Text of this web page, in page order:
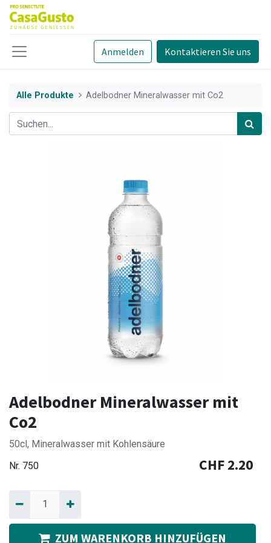
Anmelden Kontaktieren Sie uns
Alle Produkte Adelbodner Mineralwasser mit Co2
Adelbodner Mineralwasser mit
Co2
50cl, Mineralwasser mit Kohlensäure
Nr. 750 CHF 2.20
ZUM WARENKORB HINZUFÜGEN